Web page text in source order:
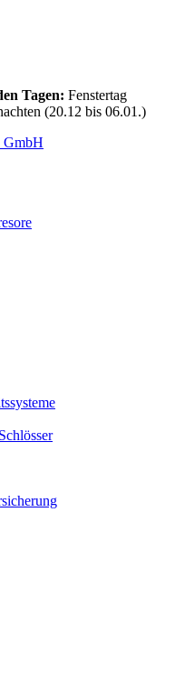
Tagen: Fenstertag
(20.12 bis 06.01.)